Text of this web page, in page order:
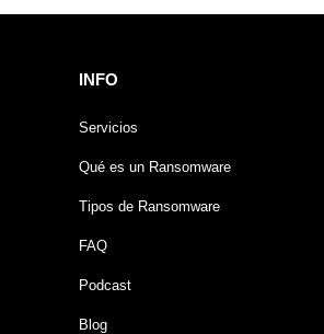
INFO
Servicios
Qué es un Ransomware
Tipos de Ransomware
FAQ
Podcast
Blog